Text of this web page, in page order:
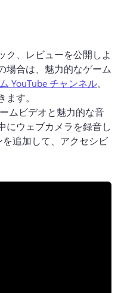
ク、レビューを公開しよ
場合は、魅力的なゲーム
YouTube チャンネル
ます。
ムビデオと魅力的な音
にウェブカメラを録音し
追加して、アクセシビ